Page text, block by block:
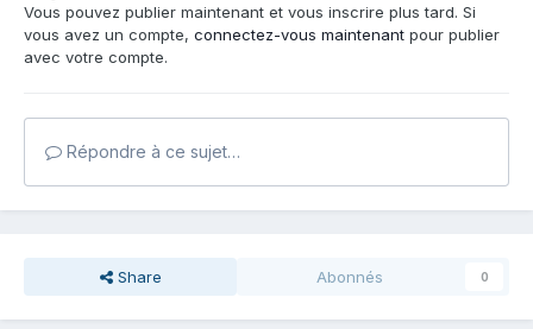
Vous pouvez publier maintenant et vous inscrire plus tard. Si
vous avez un compte, connectez-vous maintenant pour publier
avec votre compte.
Répondre à ce sujet…
Share Abonnés 0